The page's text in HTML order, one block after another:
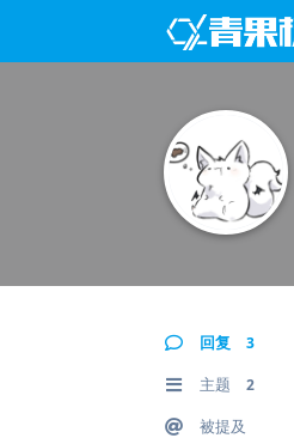
回复 3
主题 2
被提及